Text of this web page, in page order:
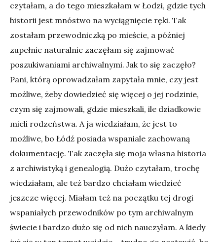
czytałam, a do tego mieszkałam w Łodzi, gdzie tych
historii jest mnóstwo na wyciągnięcie ręki. Tak
zostałam przewodniczką po mieście, a później
zupełnie naturalnie zaczęłam się zajmować
poszukiwaniami archiwalnymi. Jak to się zaczęło?
Pani, którą oprowadzałam zapytała mnie, czy jest
możliwe, żeby dowiedzieć się więcej o jej rodzinie,
czym się zajmowali, gdzie mieszkali, ile dziadkowie
mieli rodzeństwa. A ja wiedziałam, że jest to
możliwe, bo Łódź posiada wspaniale zachowaną
dokumentację. Tak zaczęła się moja własna historia
z archiwistyką i genealogią. Dużo czytałam, trochę
wiedziałam, ale też bardzo chciałam wiedzieć
jeszcze więcej. Miałam też na początku tej drogi
wspaniałych przewodników po tym archiwalnym
świecie i bardzo dużo się od nich nauczyłam. A kiedy